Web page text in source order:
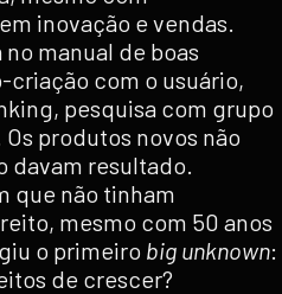
inovação e vendas.
manual de boas
com o usuário,
pesquisa com grupo
produtos novos não
davam resultado.
que não tinham
mesmo com 50 anos
o primeiro big unknown:
de crescer?